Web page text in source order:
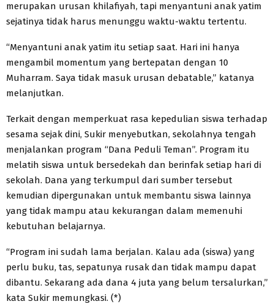
merupakan urusan khilafiyah, tapi menyantuni anak yatim
sejatinya tidak harus menunggu waktu-waktu tertentu.
“Menyantuni anak yatim itu setiap saat. Hari ini hanya
mengambil momentum yang bertepatan dengan 10
Muharram. Saya tidak masuk urusan debatable,” katanya
melanjutkan.
Terkait dengan memperkuat rasa kepedulian siswa terhadap
sesama sejak dini, Sukir menyebutkan, sekolahnya tengah
menjalankan program “Dana Peduli Teman”. Program itu
melatih siswa untuk bersedekah dan berinfak setiap hari di
sekolah. Dana yang terkumpul dari sumber tersebut
kemudian dipergunakan untuk membantu siswa lainnya
yang tidak mampu atau kekurangan dalam memenuhi
kebutuhan belajarnya.
“Program ini sudah lama berjalan. Kalau ada (siswa) yang
perlu buku, tas, sepatunya rusak dan tidak mampu dapat
dibantu. Sekarang ada dana 4 juta yang belum tersalurkan,”
kata Sukir memungkasi. (*)